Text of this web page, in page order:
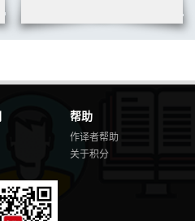
帮助
作译者帮助
关于积分